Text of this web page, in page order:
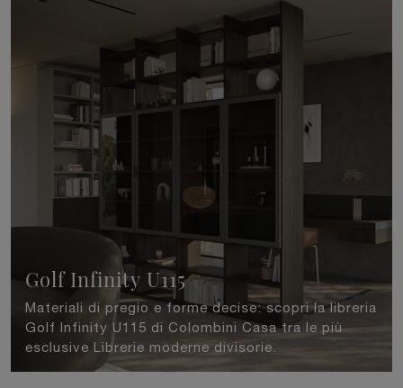
Golf Infinity U115
Materiali di pregio e forme decise: scopri la libreria
Golf Infinity U115 di Colombini Casa tra le più
esclusive Librerie moderne divisorie.